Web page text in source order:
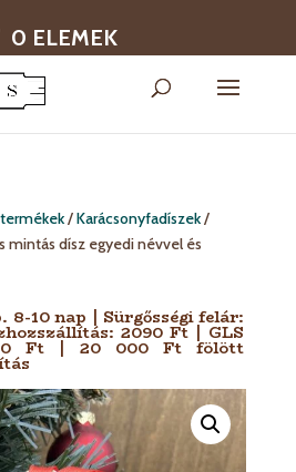
0 ELEMEK
/Karácsonyfadíszek/
mintás dísz egyedi névvel és
8-10 nap | Sürgősségi felár:
2090 Ft | GLS
Ft | 20 000 Ft fölött